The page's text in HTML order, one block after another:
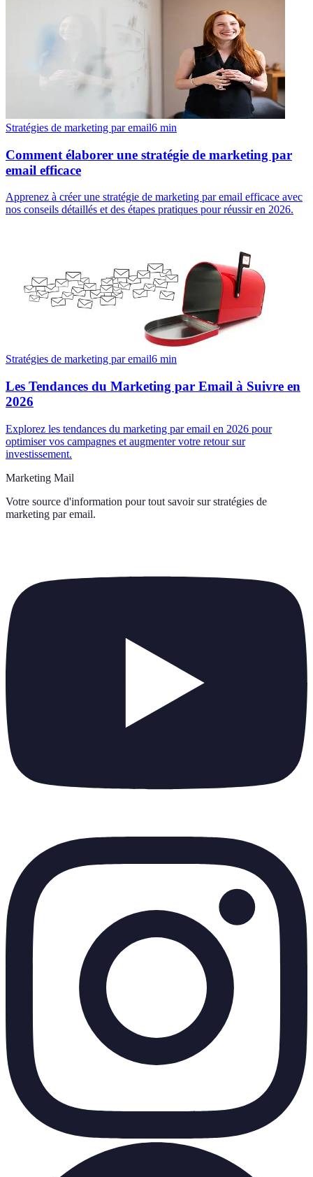
Stratégies de marketing par email6 min
Comment élaborer une stratégie de marketing par
email efficace
Apprenez à créer une stratégie de marketing par email efficace avec
nos conseils détaillés et des étapes pratiques pour réussir en 2026.
Stratégies de marketing par email6 min
Les Tendances du Marketing par Email à Suivre en
2026
Explorez les tendances du marketing par email en 2026 pour
optimiser vos campagnes et augmenter votre retour sur
investissement.
Marketing Mail
Votre source d'information pour tout savoir sur stratégies de
marketing par email.